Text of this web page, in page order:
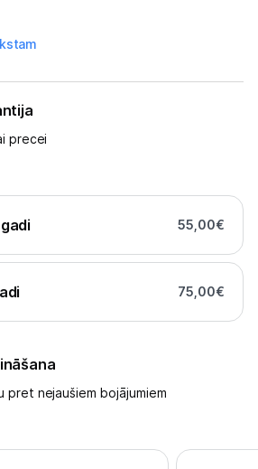
pret nejaušiem bojājumiem
precei
55,00€
75,00€